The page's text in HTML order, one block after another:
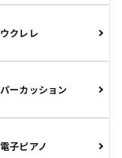
ウクレレ
パーカッション
電子ピアノ